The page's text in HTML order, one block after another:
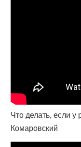
Что делать, если
Комаровский